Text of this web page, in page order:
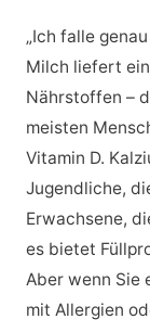
„Ich falle
Milch liefert
Nährstoffen –
meisten
Vitamin D.
Jugendliche,
Erwachsene,
es bietet
Aber wenn Sie
mit Allergien